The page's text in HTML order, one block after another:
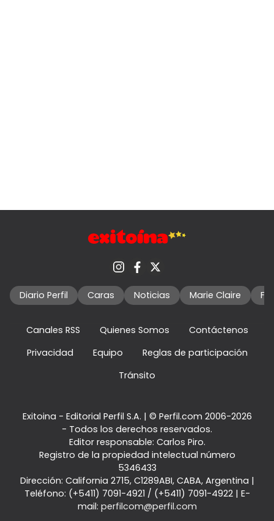
Diario Perfil Caras Noticias Marie Claire
Canales RSS Quienes Somos
Contáctenos
Privacidad
Equipo
Reglas de participación
Tránsito
Exitoina - Editorial Perfil S.A. | © Perfil.com 2006-2026
- Todos los derechos reservados.
Editor responsable: Carlos Piro.
Registro de la propiedad intelectual número
5346433
Dirección: California 2715, C1289ABI, CABA, Argentina |
Teléfono: (+5411) 7091-4921 / (+5411) 7091-4922| E-
mail: perfilcom@perfil.com